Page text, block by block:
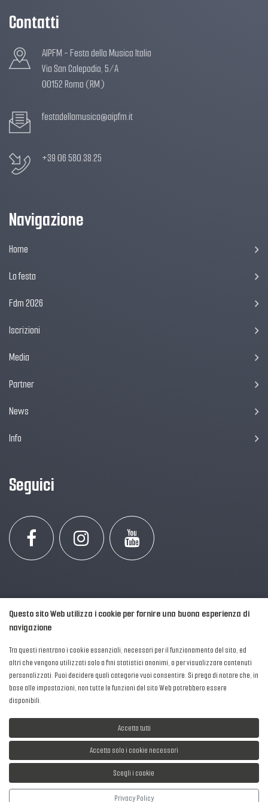
Contatti
AIPFM - Festa della Musica Italia
Via San Calepodio, 5/A
00152 Roma (RM)
festadellamusica@aipfm.it
+39 06 580.38.25
Navigazione
Home
La festa
Fdm 2026
Iscrizioni
Media
Partner
News
Info
Seguici
2016-2026 © AIPFM - Festa della Musica Italia Tutti i Diritti Riservati.
Privacy Policy
| Cookies
Sviluppato daNewMediaConsulting
Questo sito Web utilizza i cookie per fornire una buona esperienza di
navigazione
Tra questi rientrano i cookie essenziali, necessari per il funzionamento del sito, ed
altri che vengono utilizzati solo a fini statistici anonimi, o per visualizzare contenuti
personalizzati. Puoi decidere quali categorie vuoi consentire. Si prega di notare che, in
base alle impostazioni, non tutte le funzioni del sito Web potrebbero essere
disponibili.
Accetta tutti
Accetta solo i cookie necessari
Scegli i cookie
Privacy Policy